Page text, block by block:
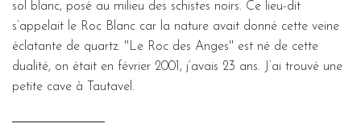
sol blanc, posé au milieu des schistes noirs. Ce lieu-dit
s’appelait le Roc Blanc car la nature avait donné cette veine
éclatante de quartz. ''Le Roc des Anges'' est né de cette
dualité, on était en février 2001, j’avais 23 ans. J’ai trouvé une
petite cave à Tautavel.